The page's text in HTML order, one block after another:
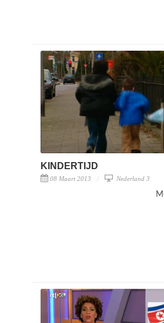
KINDERTIJD
08 Maart 2013 Nederland 3